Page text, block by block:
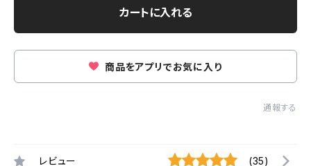
カートに入れる
商品をアプリでお気に入り
通報する
レビュー (35)